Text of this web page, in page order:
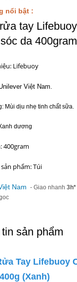
nổi bật :
tay Lifebuoy
da 400gram
Lifebuoy
Việt Nam.
Mùi dịu nhẹ tinh chất sữa.
dương
400gram
phẩm: Túi
Nam - Giao nhanh 3h*
sản phẩm
Tay Lifebuoy
(Xanh)